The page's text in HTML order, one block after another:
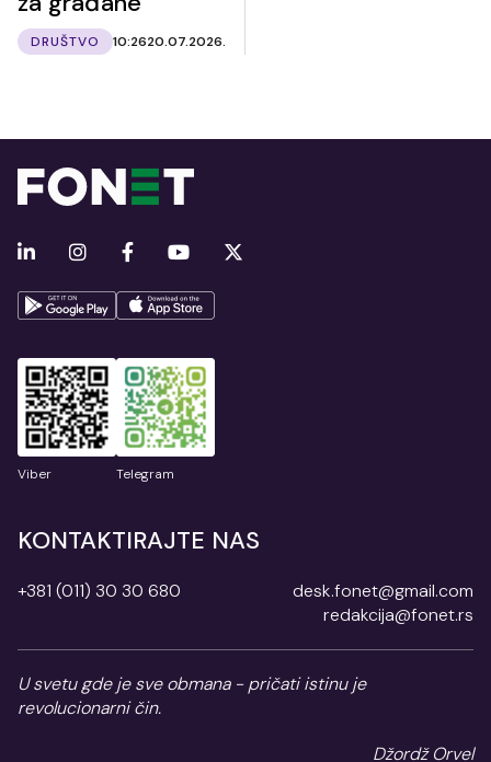
DRUŠTVO 10:2620.07.2026.
Viber Telegram
KONTAKTIRAJTE NAS
+381 (011) 30 30 680
desk.fonet@gmail.com
redakcija@fonet.rs
U svetu gde je sve obmana - pričati istinu je
revolucionarni čin.
Džordž Orvel